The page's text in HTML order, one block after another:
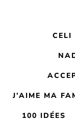
CELI
J’AIME MA
100 IDÉES